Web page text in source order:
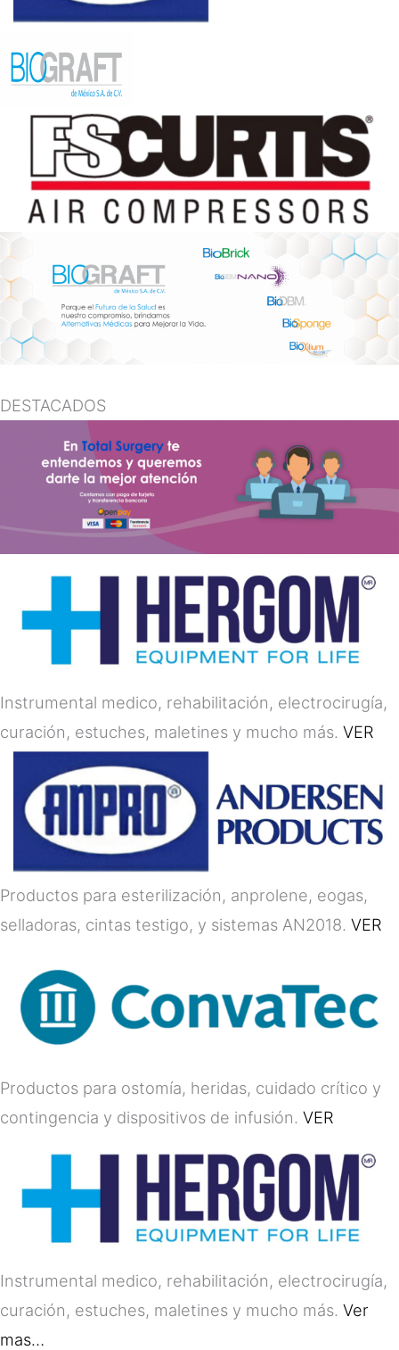
DESTACADOS
Instrumental medico, rehabilitación, electrocirugía,
curación, estuches, maletines y mucho más. VER
Productos para esterilización, anprolene, eogas,
selladoras, cintas testigo, y sistemas AN2018. VER
Productos para ostomía, heridas, cuidado crítico y
contingencia y dispositivos de infusión. VER
Instrumental medico, rehabilitación, electrocirugía,
curación, estuches, maletines y mucho más. Ver
mas…